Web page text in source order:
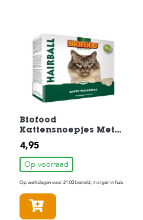
Biofood
Kattensnoepjes Met
Kattengras 100stuks
4,95
Op voorraad
Op werkdagen voor 21:00 besteld, morgen in huis